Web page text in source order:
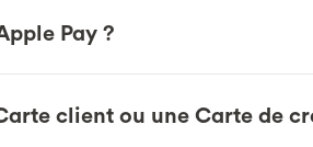
Pay ?
client ou une Carte de